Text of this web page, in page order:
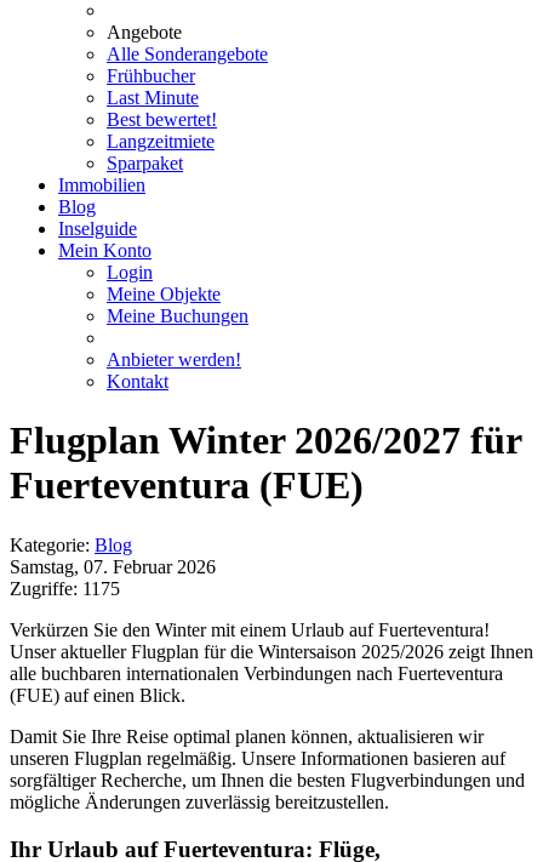
Angebote
Alle Sonderangebote
Frühbucher
Last Minute
Best bewertet!
Langzeitmiete
Sparpaket
Immobilien
Blog
Inselguide
Mein Konto
Login
Meine Objekte
Meine Buchungen
Anbieter werden!
Kontakt
Flugplan Winter 2026/2027 für
Fuerteventura (FUE)
Kategorie: Blog
Samstag, 07. Februar 2026
Zugriffe: 1175
Verkürzen Sie den Winter mit einem Urlaub auf Fuerteventura!
Unser aktueller Flugplan für die Wintersaison 2025/2026 zeigt Ihnen
alle buchbaren internationalen Verbindungen nach Fuerteventura
(FUE) auf einen Blick.
Damit Sie Ihre Reise optimal planen können, aktualisieren wir
unseren Flugplan regelmäßig. Unsere Informationen basieren auf
sorgfältiger Recherche, um Ihnen die besten Flugverbindungen und
mögliche Änderungen zuverlässig bereitzustellen.
Ihr Urlaub auf Fuerteventura: Flüge,